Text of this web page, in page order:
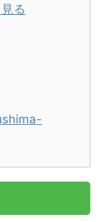
る